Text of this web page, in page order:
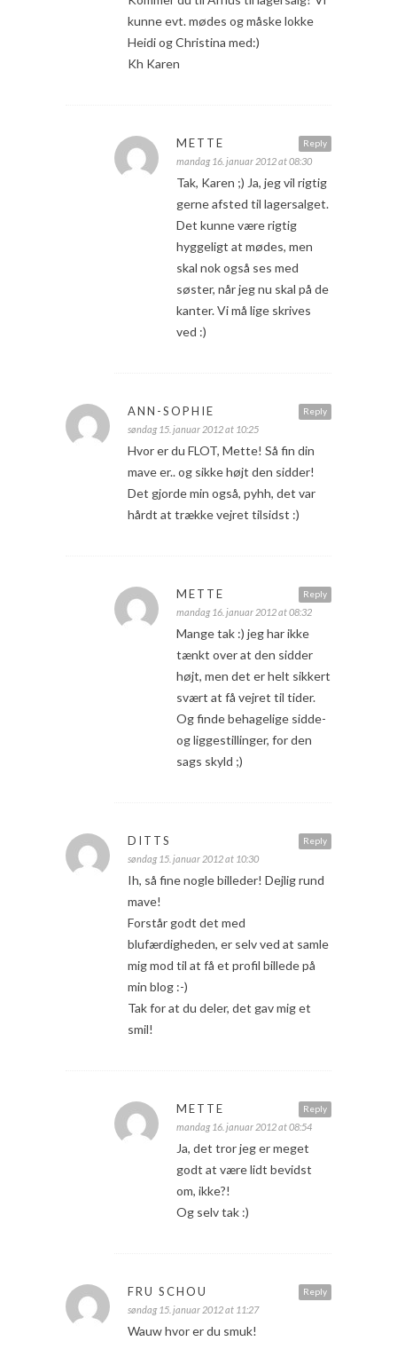
kunne evt. mødes og måske lokke
Heidi og Christina med:)
Kh Karen
Reply
METTE
mandag 16. januar 2012 at 08:30
Tak, Karen ;) Ja, jeg vil rigtig
gerne afsted til lagersalget.
Det kunne være rigtig
hyggeligt at mødes, men
skal nok også ses med
søster, når jeg nu skal på de
kanter. Vi må lige skrives
ved :)
Reply
ANN-SOPHIE
søndag 15. januar 2012 at 10:25
Hvor er du FLOT, Mette! Så fin din
mave er.. og sikke højt den sidder!
Det gjorde min også, pyhh, det var
hårdt at trække vejret tilsidst :)
Reply
METTE
mandag 16. januar 2012 at 08:32
Mange tak :) jeg har ikke
tænkt over at den sidder
højt, men det er helt sikkert
svært at få vejret til tider.
Og finde behagelige sidde-
og liggestillinger, for den
sags skyld ;)
Reply
DITTS
søndag 15. januar 2012 at 10:30
Ih, så fine nogle billeder! Dejlig rund
mave!
Forstår godt det med
blufærdigheden, er selv ved at samle
mig mod til at få et profil billede på
min blog :-)
Tak for at du deler, det gav mig et
smil!
Reply
METTE
mandag 16. januar 2012 at 08:54
Ja, det tror jeg er meget
godt at være lidt bevidst
om, ikke?!
Og selv tak :)
Reply
FRU SCHOU
søndag 15. januar 2012 at 11:27
Wauw hvor er du smuk!